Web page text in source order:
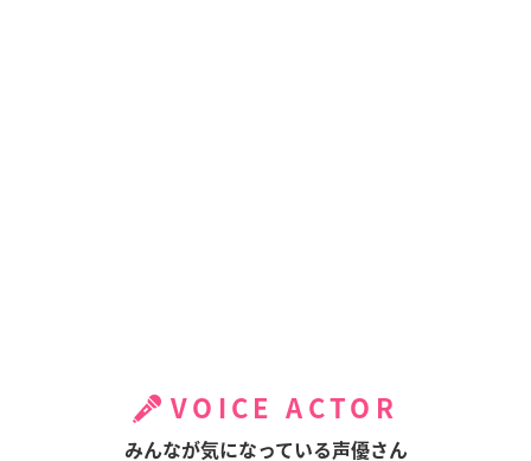
VOICE ACTOR
みんなが気になっている声優さん